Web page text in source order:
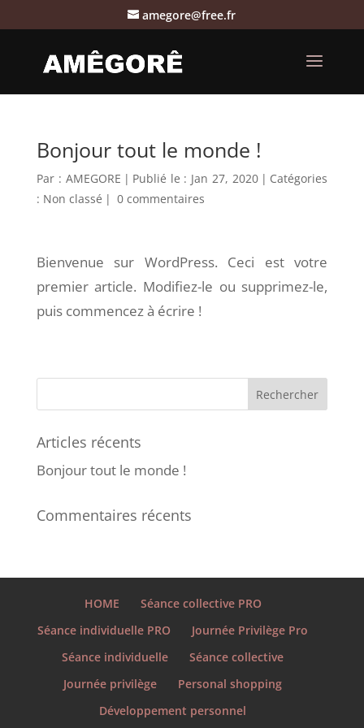
amegore@free.fr
Bonjour tout le monde !
Par : AMEGORE | Publié le : Jan 27, 2020 | Catégories
: Non classé | 0 commentaires
Bienvenue sur WordPress. Ceci est votre
premier article. Modifiez-le ou supprimez-le,
puis commencez à écrire !
Articles récents
Bonjour tout le monde !
Commentaires récents
HOME
Séance collective PRO
Séance individuelle PRO
Journée Privilège Pro
Séance individuelle
Séance collective
Journée privilège
Personal shopping
Développement personnel